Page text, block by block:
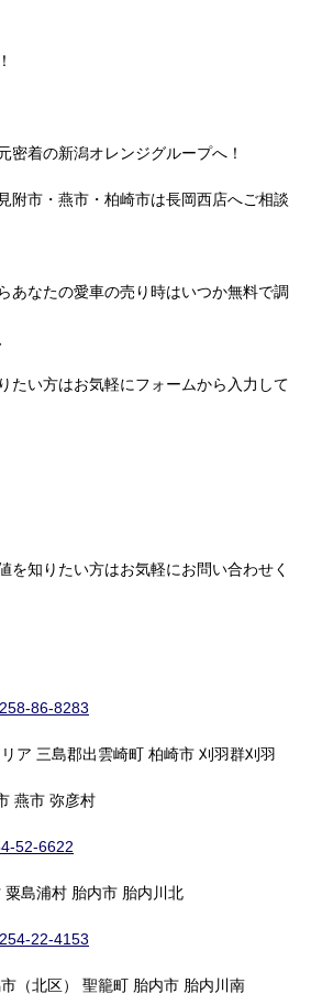
密着の新潟オレンジグループへ！
附市・燕市・柏崎市は長岡西店へご相談
あなたの愛車の売り時はいつか無料で調
たい方はお気軽にフォームから入力して
を知りたい方はお気軽にお問い合わせく
86-8283
ア 三島郡出雲崎町 柏崎市 刈羽群刈羽
燕市 弥彦村
52-6622
島浦村 胎内市 胎内川北
22-4153
（北区） 聖籠町 胎内市 胎内川南